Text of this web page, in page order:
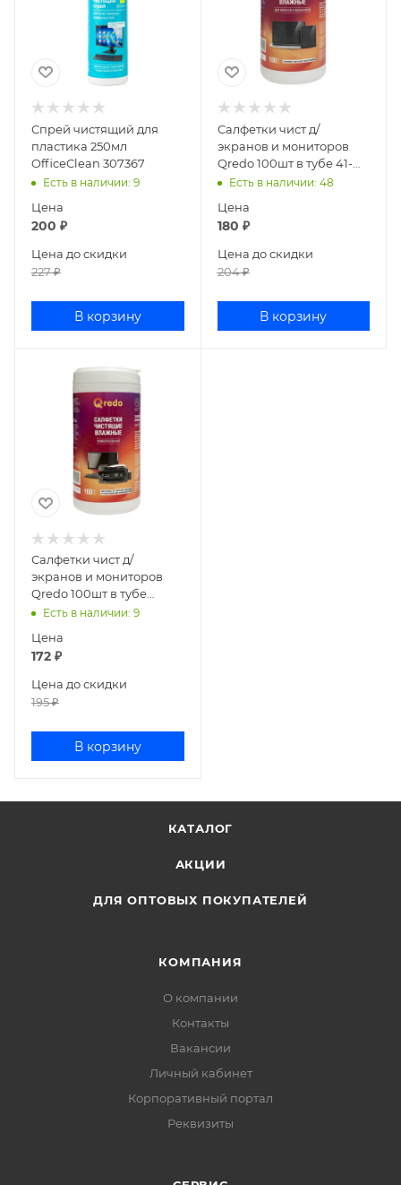
Спрей чистящий для
пластика 250мл
OfficeClean 307367
Есть в наличии: 9
Цена
200 ₽
Цена до скидки
227₽
В корзину
Салфетки чист д/
экранов и мониторов
Qredo 100шт в тубе 41-
4596Есть в наличии: 48
Цена
180 ₽
Цена до скидки
204₽
В корзину
Салфетки чист д/
экранов и мониторов
Qredo 100шт в тубе
универсальные 41-4595
Есть в наличии: 9
Цена
172 ₽
Цена до скидки
195₽
В корзину
КАТАЛОГ
АКЦИИ
ДЛЯ ОПТОВЫХ ПОКУПАТЕЛЕЙ
КОМПАНИЯ
О компании
Контакты
Вакансии
Личный кабинет
Корпоративный портал
Реквизиты